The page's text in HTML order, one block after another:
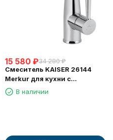
15 580 ₽34 280 ₽
Смеситель KAISER 26144
Merkur для кухни с
выдвижной лейкой
В наличии